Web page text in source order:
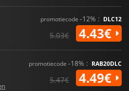
promotiecode -12% : DLC12
5.03€ 4.43€
promotiecode -18% : RAB20DLC
5.47€ 4.49€